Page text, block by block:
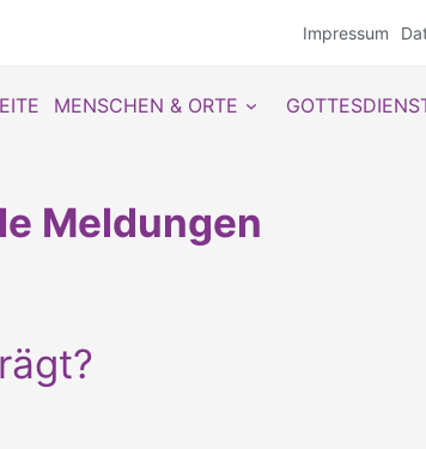
Impressum
MENSCHEN & ORTE
Meldungen